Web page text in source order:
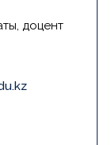
доцент